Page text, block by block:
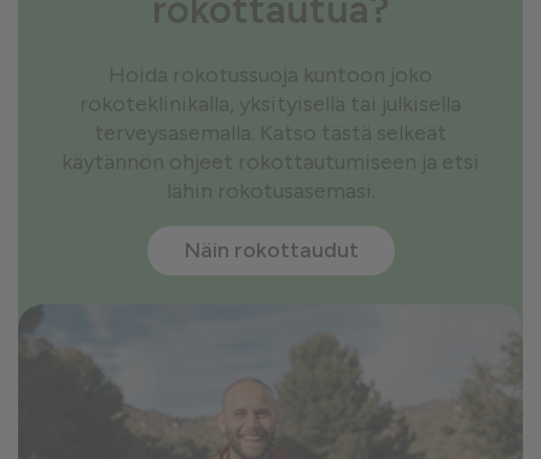
rokottautua?
Hoida rokotussuoja kuntoon joko
rokoteklinikalla, yksityisellä tai julkisella
terveysasemalla. Katso tästä selkeät
käytännön ohjeet rokottautumiseen ja etsi
lähin rokotusasemasi.
Näin rokottaudut